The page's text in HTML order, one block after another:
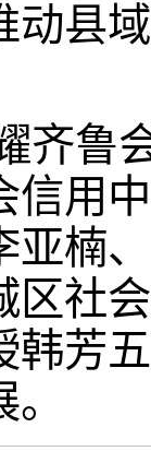
动县
齐鲁
信用
亚楠
区社
韩芳